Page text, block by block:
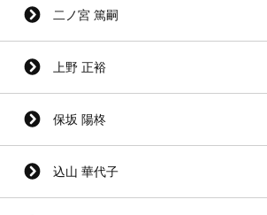
二ノ宮 篤嗣
上野 正裕
保坂 陽柊
込山 華代子